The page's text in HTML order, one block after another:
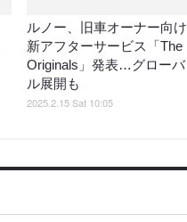
ルノー、旧車オーナー向け
新アフターサービス「The
Originals」発表…グローバ
ル展開も
2025.2.15 Sat 10:05